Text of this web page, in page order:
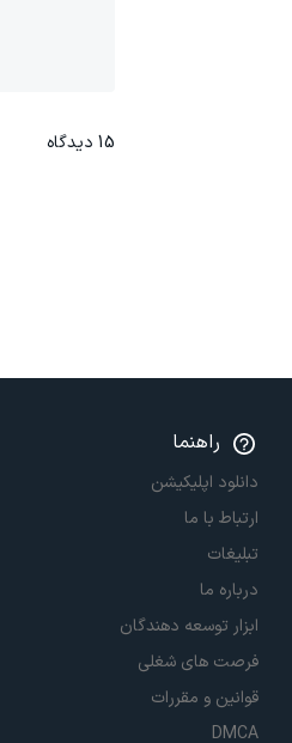
15 دیدگاه
راهنما
دانلود اپلیکیشن
ارتباط با ما
تبلیغات
درباره ما
ابزار توسعه دهندگان
فرصت های شغلی
قوانین و مقررات
DMCA